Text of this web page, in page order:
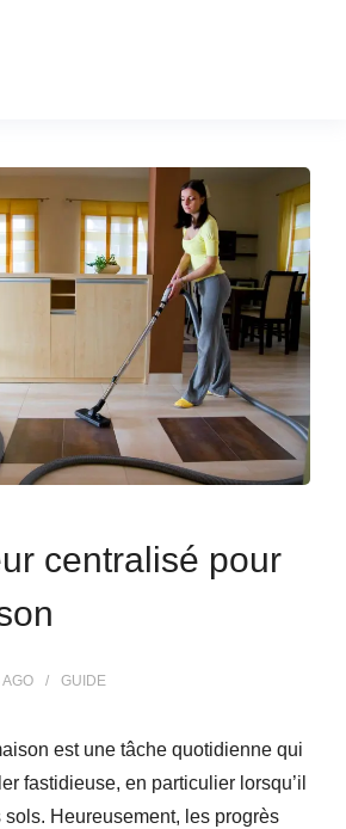
centralisé pour
AGO GUIDE
est une tâche quotidienne qui
fastidieuse, en particulier lorsqu’il
sols. Heureusement, les progrès